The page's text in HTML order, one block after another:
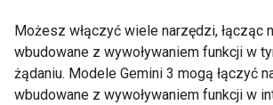
Możesz włączyć wiele narzędzi, łącząc
wbudowane z wywoływaniem funkcji w
żądaniu. Modele Gemini 3 mogą łączyć
wbudowane z wywoływaniem funkcji w